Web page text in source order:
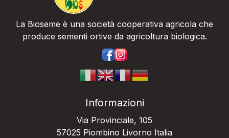
La Bioseme è una società cooperativa agricola che
produce sementi ortive da agricoltura biologica.
Informazioni
Via Provinciale, 105
57025 Piombino Livorno Italia